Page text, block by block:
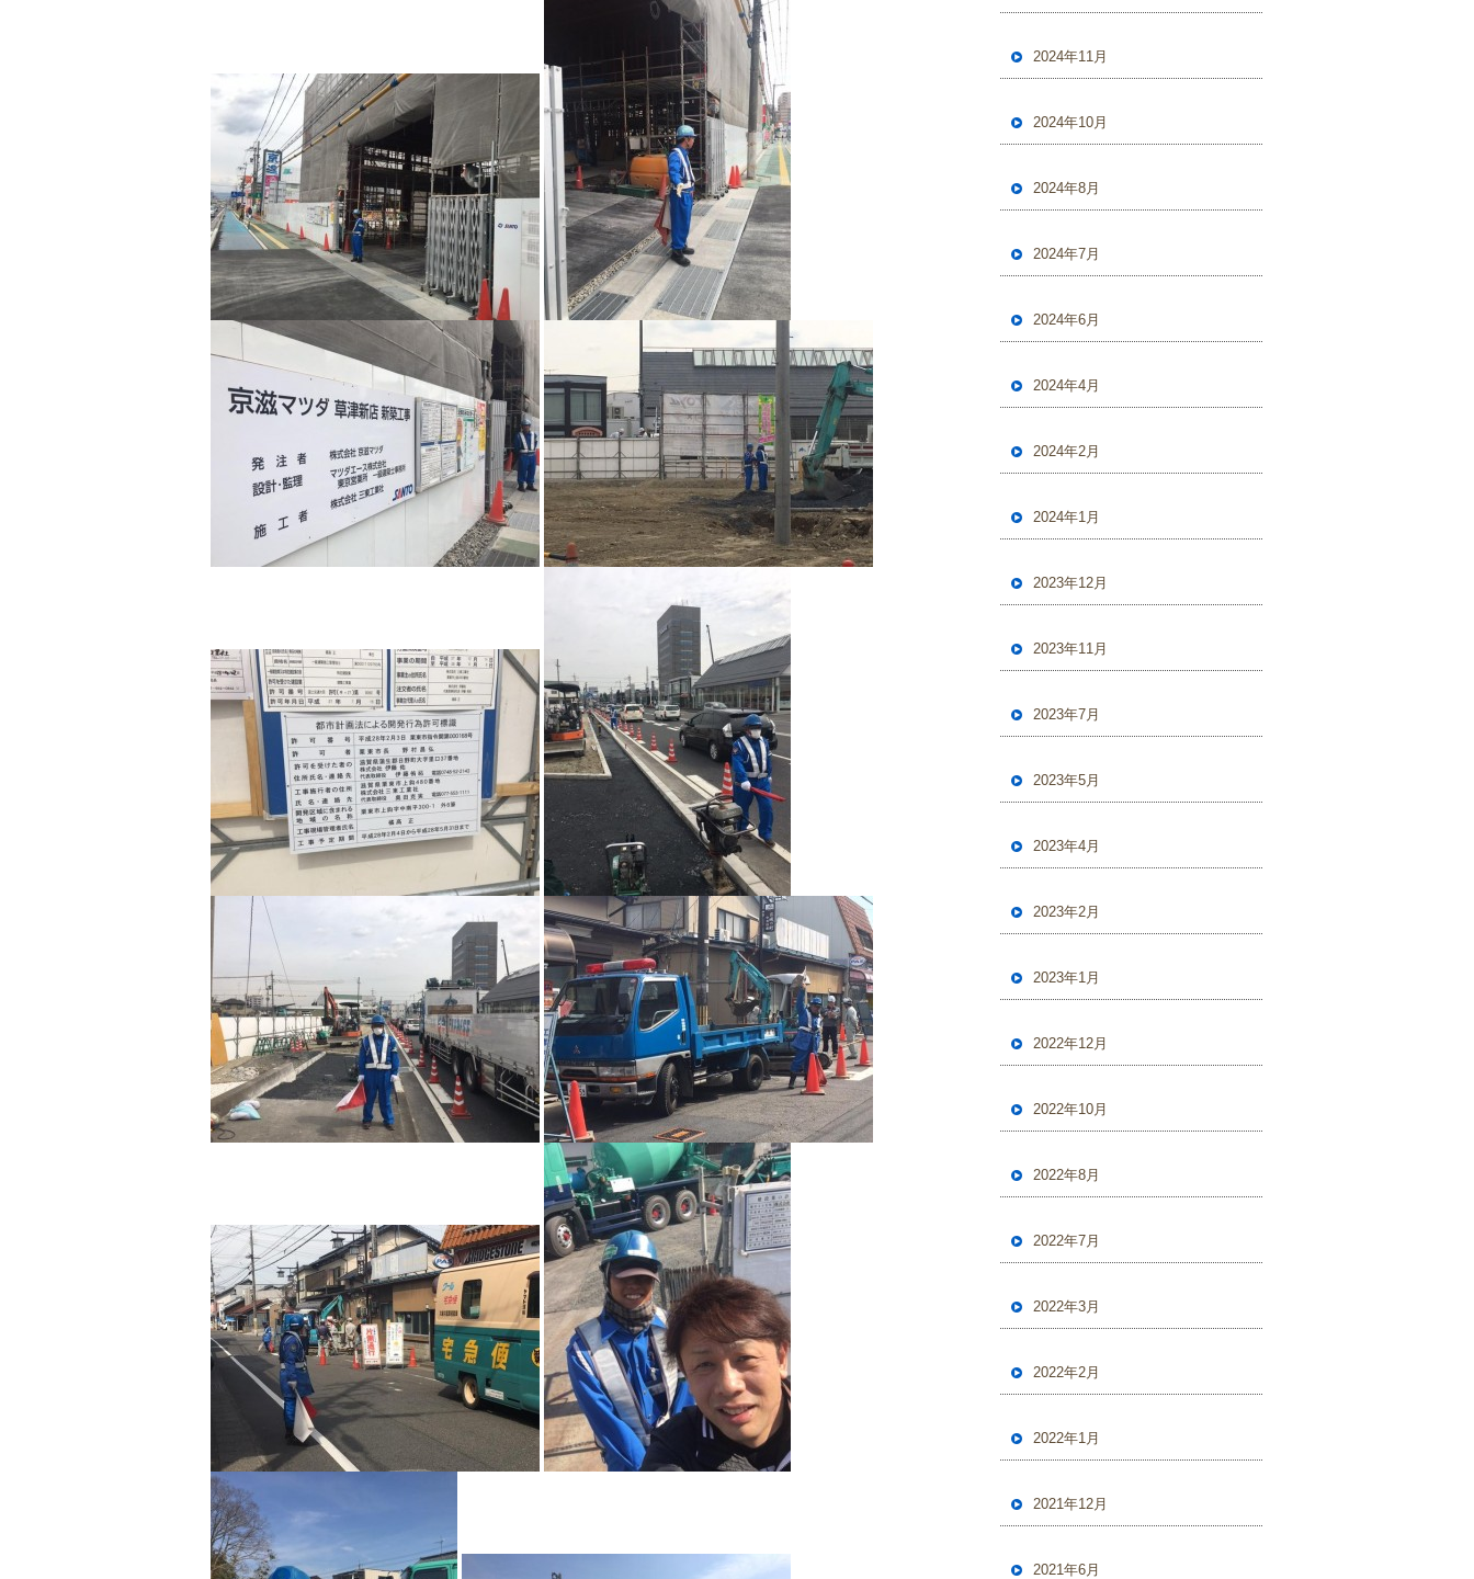
2024年11月
2024年10月
2024年8月
2024年7月
2024年6月
2024年4月
2024年2月
2024年1月
2023年12月
2023年11月
2023年7月
2023年5月
2023年4月
2023年2月
2023年1月
2022年12月
2022年10月
2022年8月
2022年7月
2022年3月
2022年2月
2022年1月
2021年12月
2021年6月